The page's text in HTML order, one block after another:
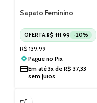
Sapato Feminino
7340123
OFERTA:R$ 111,99 -20%
R$139,99
Pague no Pix
Em até 3x de R$ 37,33
sem juros